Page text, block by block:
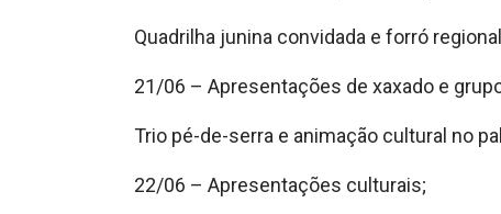
Quadrilha junina convidada e forró
21/06 – Apresentações de xaxado e
Trio pé-de-serra e animação cultural no
22/06 – Apresentações culturais;